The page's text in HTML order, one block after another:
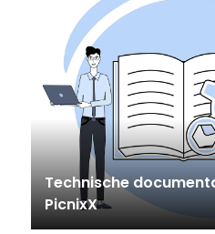
Technische
PicnixX